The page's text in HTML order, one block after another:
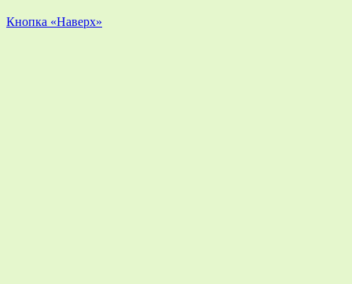
Кнопка «Наверх»